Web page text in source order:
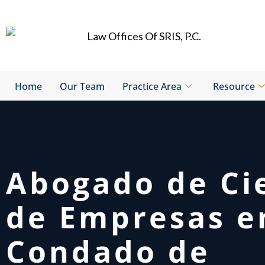
to
Home Our Team Practice Area Resource
Abogado de
de Empresas
Condado de